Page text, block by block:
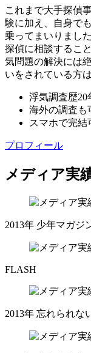
これまで大手探偵
験に加え
自身で
乗ってまいりました
探偵に相談するこ
気問題の解決には
いをされている方は
浮気調査歴20
海外の調査も
スマホで完結
プロフィール
メディア実
2013年 少年マガジ
FLASH
2013年 忘れられな